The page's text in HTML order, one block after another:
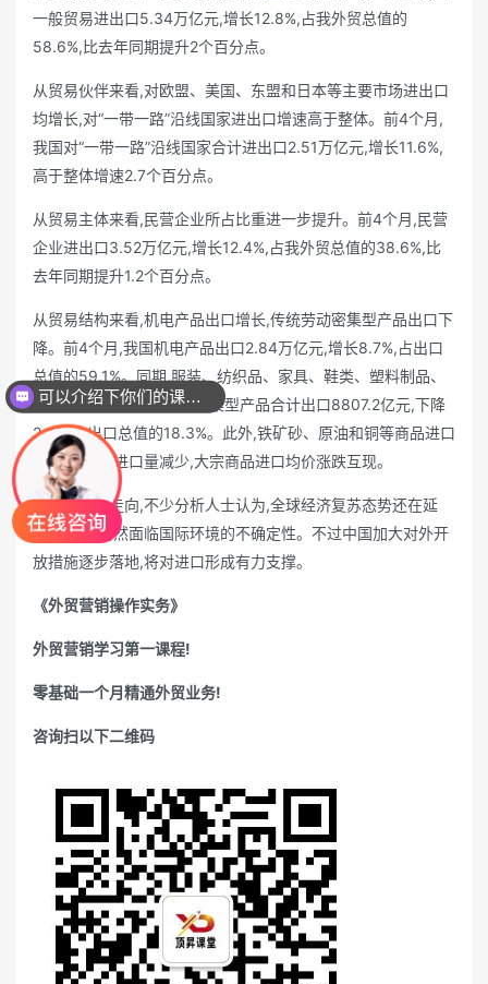
一般贸易进出口5.34万亿元,增长12.8%,占我外贸总值的
58.6%,比去年同期提升2个百分点。
从贸易伙伴来看,对欧盟、美国、东盟和日本等主要市场进出口
均增长,对“一带一路”沿线国家进出口增速高于整体。前4个月,
我国对“一带一路”沿线国家合计进出口2.51万亿元,增长11.6%,
高于整体增速2.7个百分点。
从贸易主体来看,民营企业所占比重进一步提升。前4个月,民营
企业进出口3.52万亿元,增长12.4%,占我外贸总值的38.6%,比
去年同期提升1.2个百分点。
从贸易结构来看,机电产品出口增长,传统劳动密集型产品出口下
降。前4个月,我国机电产品出口2.84万亿元,增长8.7%,占出口
总值的59.1%。同期,服装、纺织品、家具、鞋类、塑料制品、
箱包、玩具等7大类劳动密集型产品合计出口8807.2亿元,下降
2.4%,占出口总值的18.3%。此外,铁矿砂、原油和铜等商品进口
量增加,大豆进口量减少,大宗商品进口均价涨跌互现。
对近期外贸走向,不少分析人士认为,全球经济复苏态势还在延
续,但出口仍然面临国际环境的不确定性。不过中国加大对外开
放措施逐步落地,将对进口形成有力支撑。
《外贸营销操作实务》
外贸营销学习第一课程!
零基础一个月精通外贸业务!
咨询扫以下二维码
可以介绍下你们的课程么？